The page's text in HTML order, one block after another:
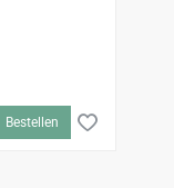
Bestellen